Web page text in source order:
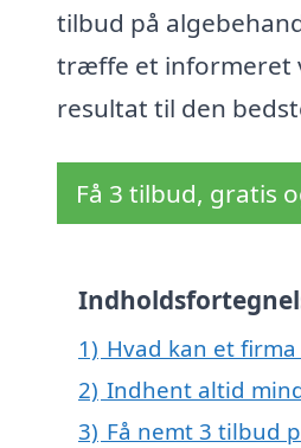
tilbud på
træffe et informeret
resultat til den
Få 3 tilbud, gratis
1) Hvad kan et
2) Indhent altid
3) Få nemt 3 tilbud